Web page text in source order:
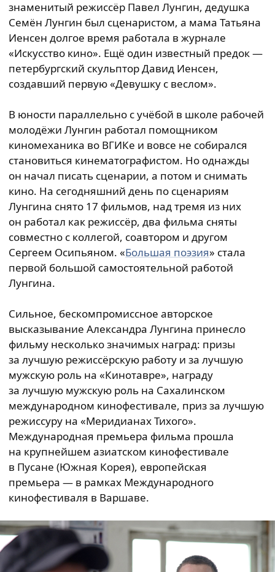
знаменитый режиссёр Павел Лунгин, дедушка
Семён Лунгин был сценаристом, а мама Татьяна
Иенсен долгое время работала в журнале
«Искусство кино». Ещё один известный предок —
петербургский скульптор Давид Иенсен,
создавший первую «Девушку с веслом».
В юности параллельно с учёбой в школе рабочей
молодёжи Лунгин работал помощником
киномеханика во ВГИКе и вовсе не собирался
становиться кинематографистом. Но однажды
он начал писать сценарии, а потом и снимать
кино. На сегодняшний день по сценариям
Лунгина снято 17 фильмов, над тремя из них
он работал как режиссёр, два фильма сняты
совместно с коллегой, соавтором и другом
Сергеем Осипьяном. «Большая поэзия» стала
первой большой самостоятельной работой
Лунгина.
Сильное, бескомпромиссное авторское
высказывание Александра Лунгина принесло
фильму несколько значимых наград: призы
за лучшую режиссёрскую работу и за лучшую
мужскую роль на «Кинотавре», награду
за лучшую мужскую роль на Сахалинском
международном кинофестивале, приз за лучшую
режиссуру на «Меридианах Тихого».
Международная премьера фильма прошла
на крупнейшем азиатском кинофестивале
в Пусане (Южная Корея), европейская
премьера — в рамках Международного
кинофестиваля в Варшаве.